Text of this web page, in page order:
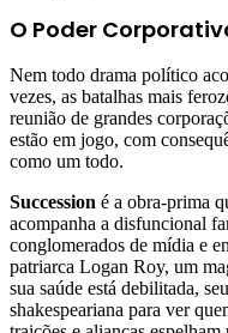
O Poder
Nem todo drama político
vezes, as batalhas mais
reunião de grandes
estão em jogo, com
como um todo.
Succession é a obra-prima
acompanha a disfuncional
conglomerados de mídia e
patriarca Logan Roy, um
sua saúde está debilitada,
shakespeariana para ver